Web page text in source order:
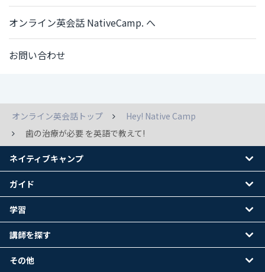
オンライン英会話 NativeCamp. へ
お問い合わせ
オンライン英会話トップ
Hey! Native Camp
歯の治療が必要 を英語で教えて!
ネイティブキャンプ
ガイド
学習
講師を探す
その他